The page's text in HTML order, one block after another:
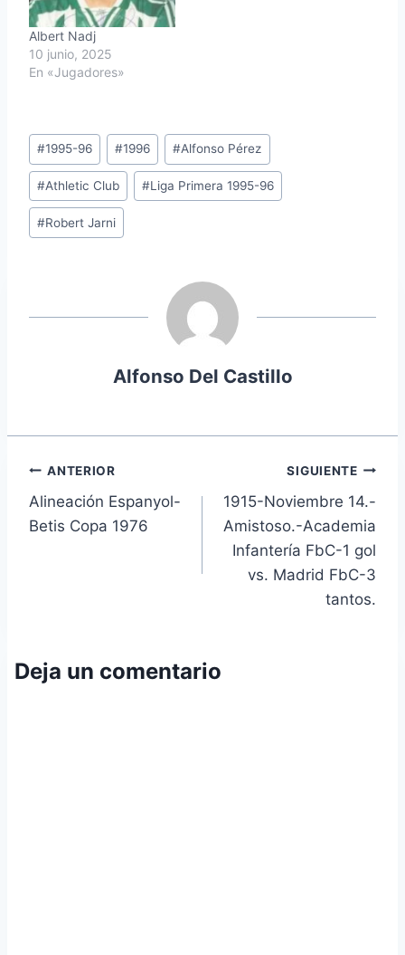
Albert Nadj
10 junio, 2025
En «Jugadores»
Etiquetas
de
la
entrada:
#1995-96 #1996 #Alfonso Pérez
#Athletic Club #Liga Primera 1995-96
#Robert Jarni
Alfonso Del Castillo
Navegación
de
ANTERIOR
Alineación Espanyol-
Betis Copa 1976
SIGUIENTE
1915-Noviembre 14.-
Amistoso.-Academia
Infantería FbC-1 gol
vs. Madrid FbC-3
tantos.
Deja un comentario